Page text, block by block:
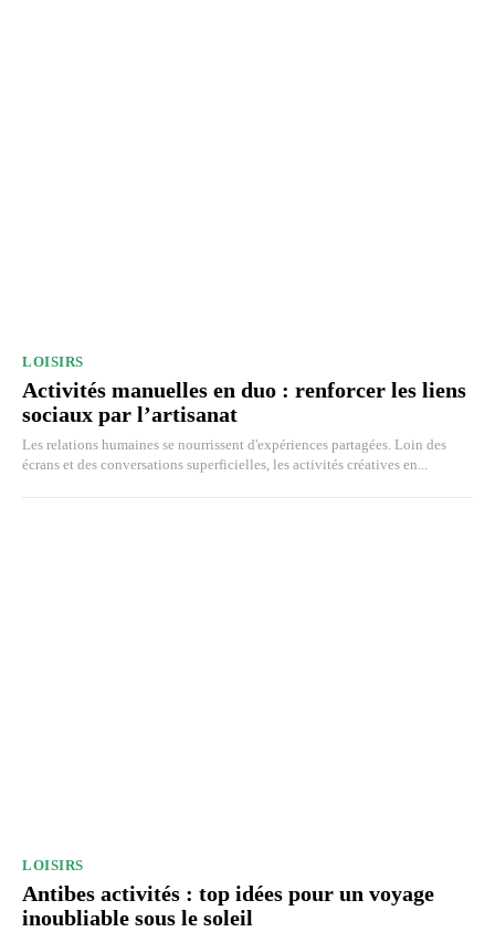
LOISIRS
Activités manuelles en duo : renforcer les liens
sociaux par l’artisanat
Les relations humaines se nourrissent d'expériences partagées. Loin des
écrans et des conversations superficielles, les activités créatives en...
LOISIRS
Antibes activités : top idées pour un voyage
inoubliable sous le soleil